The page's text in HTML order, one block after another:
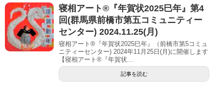
寝相アート®︎『年賀状2025巳年』第4
回(群馬県前橋市第五コミュニティー
センター) 2024.11.25(月)
寝相アート®『年賀状2025巳年』（前橋市第5コミュ
ニティーセンター) 2024年11月25日(月)に開催します
【寝相アート®︎『年賀状...
記事を読む